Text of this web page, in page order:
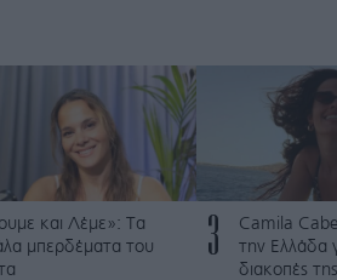
και Λέμε»: Τα
μπερδέματα του
3
Camila
την Ελλάδα
διακοπές